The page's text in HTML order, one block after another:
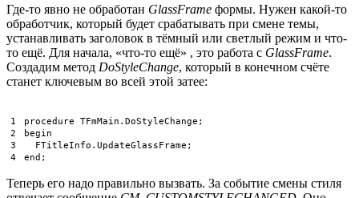
Где-то явно не обработан GlassFrame формы. Нужен какой-то
обработчик, который будет срабатывать при смене темы,
устанавливать заголовок в тёмный или светлый режим и что-
то ещё. Для начала, «что-то ещё» , это работа с GlassFrame.
Создадим метод DoStyleChange, который в конечном счёте
станет ключевым во всей этой затее:
1
2
3
4
procedure TFmMain . DoStyleChange ;
begin
FTitleInfo . UpdateGlassFrame ;
end ;
Теперь его надо правильно вызвать. За событие смены стиля